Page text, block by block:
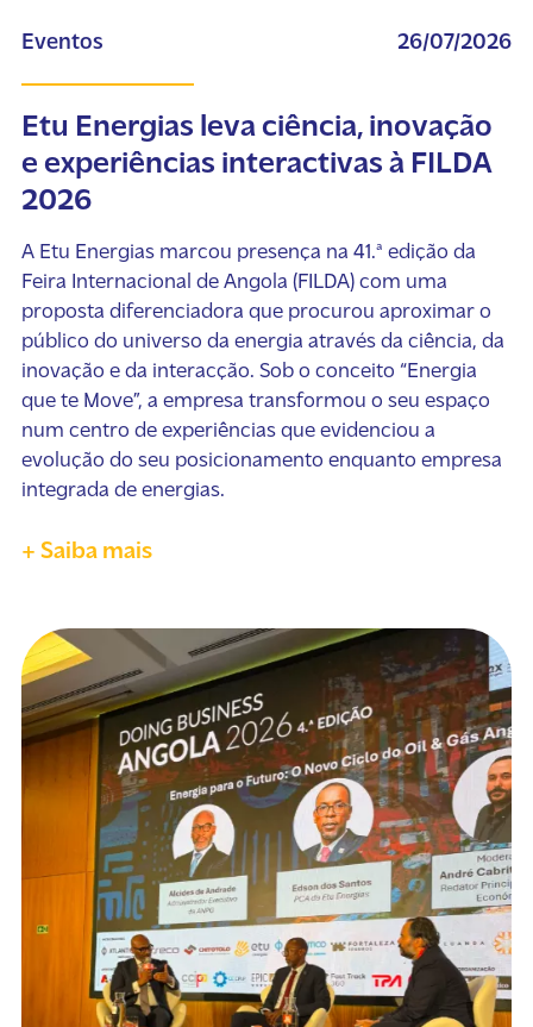
Eventos 26/07/2026
Etu Energias leva ciência, inovação
e experiências interactivas à FILDA
2026
A Etu Energias marcou presença na 41.ª edição da
Feira Internacional de Angola (FILDA) com uma
proposta diferenciadora que procurou aproximar o
público do universo da energia através da ciência, da
inovação e da interacção. Sob o conceito “Energia
que te Move”, a empresa transformou o seu espaço
num centro de experiências que evidenciou a
evolução do seu posicionamento enquanto empresa
integrada de energias.
+ Saiba mais